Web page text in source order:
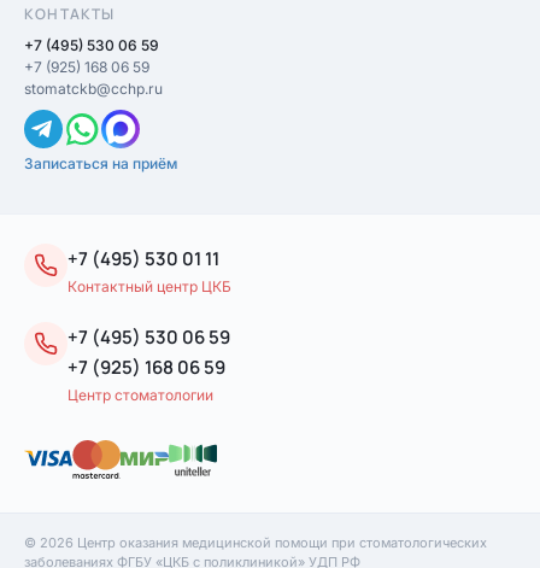
КОНТАКТЫ
+7 (495) 530 06 59
+7 (925) 168 06 59
stomatckb@cchp.ru
Записаться на приём
+7 (495) 530 01 11
Контактный центр ЦКБ
+7 (495) 530 06 59
+7 (925) 168 06 59
Центр стоматологии
© 2026 Центр оказания медицинской помощи при стоматологических
заболеваниях ФГБУ «ЦКБ с поликлиникой» УДП РФ